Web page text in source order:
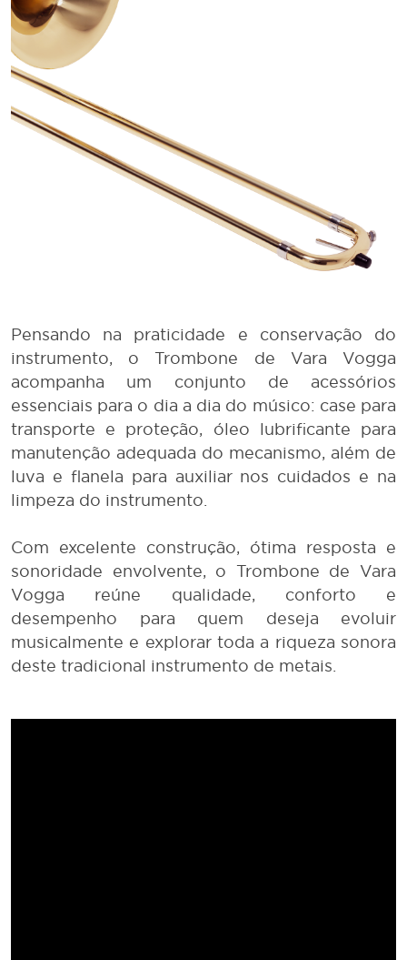
Pensando na praticidade e conservação do
instrumento, o Trombone de Vara Vogga
acompanha um conjunto de acessórios
essenciais para o dia a dia do músico: case para
transporte e proteção, óleo lubrificante para
manutenção adequada do mecanismo, além de
luva e flanela para auxiliar nos cuidados e na
limpeza do instrumento.
Com excelente construção, ótima resposta e
sonoridade envolvente, o Trombone de Vara
Vogga reúne qualidade, conforto e
desempenho para quem deseja evoluir
musicalmente e explorar toda a riqueza sonora
deste tradicional instrumento de metais.